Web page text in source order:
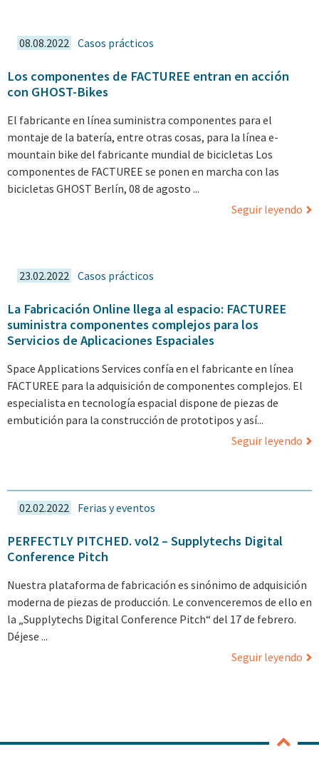
08.08.2022 Casos prácticos
Los componentes de FACTUREE entran en acción
con GHOST-Bikes
El fabricante en línea suministra componentes para el
montaje de la batería, entre otras cosas, para la línea e-
mountain bike del fabricante mundial de bicicletas Los
componentes de FACTUREE se ponen en marcha con las
bicicletas GHOST Berlín, 08 de agosto ...
Seguir leyendo
23.02.2022 Casos prácticos
La Fabricación Online llega al espacio: FACTUREE
suministra componentes complejos para los
Servicios de Aplicaciones Espaciales
Space Applications Services confía en el fabricante en línea
FACTUREE para la adquisición de componentes complejos. El
especialista en tecnología espacial dispone de piezas de
embutición para la construcción de prototipos y así...
Seguir leyendo
02.02.2022 Ferias y eventos
PERFECTLY PITCHED. vol2 – Supplytechs Digital
Conference Pitch
Nuestra plataforma de fabricación es sinónimo de adquisición
moderna de piezas de producción. Le convenceremos de ello en
la „Supplytechs Digital Conference Pitch“ del 17 de febrero.
Déjese ...
Seguir leyendo